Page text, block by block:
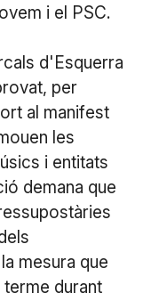
i el PSC.
d'Esquerra
per
al manifest
les
i entitats
demana que
mesura que
terme durant